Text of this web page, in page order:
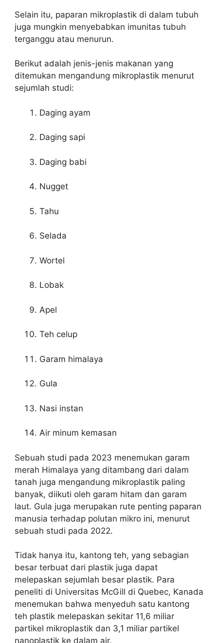
Selain itu, paparan mikroplastik di dalam tubuh
juga mungkin menyebabkan imunitas tubuh
terganggu atau menurun.
Berikut adalah jenis-jenis makanan yang
ditemukan mengandung mikroplastik menurut
sejumlah studi:
Daging ayam
Daging sapi
Daging babi
Nugget
Tahu
Selada
Wortel
Lobak
Apel
Teh celup
Garam himalaya
Gula
Nasi instan
Air minum kemasan
Sebuah studi pada 2023 menemukan garam
merah Himalaya yang ditambang dari dalam
tanah juga mengandung mikroplastik paling
banyak, diikuti oleh garam hitam dan garam
laut. Gula juga merupakan rute penting paparan
manusia terhadap polutan mikro ini, menurut
sebuah studi pada 2022.
Tidak hanya itu, kantong teh, yang sebagian
besar terbuat dari plastik juga dapat
melepaskan sejumlah besar plastik. Para
peneliti di Universitas McGill di Quebec, Kanada
menemukan bahwa menyeduh satu kantong
teh plastik melepaskan sekitar 11,6 miliar
partikel mikroplastik dan 3,1 miliar partikel
nanoplastik ke dalam air.